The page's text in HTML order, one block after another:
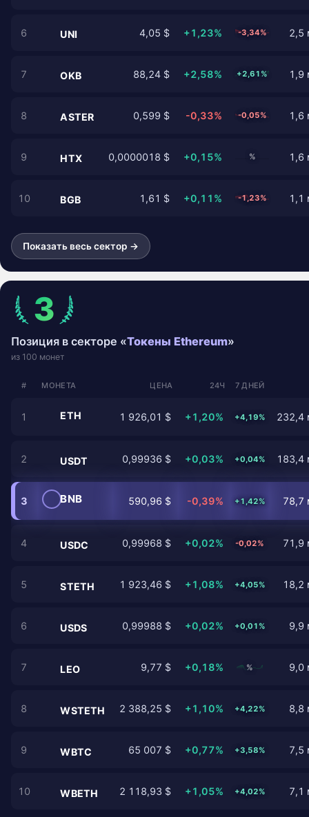
6 UNI 4,05 $ +1,23% -3,34% 2,5
7 OKB 88,24 $ +2,58% +2,61% 1,9
8 ASTER 0,599 $ -0,33% -0,05% 1,6
9 HTX 0,0000018 $ +0,15% % 1,6
10 BGB 1,61 $ +0,11% -1,23% 1,1
Показать весь сектор →
3
Позиция в секторе «Токены Ethereum»
из 100 монет
# МОНЕТА ЦЕНА 24Ч 7 ДНЕЙ
1 ETH 1 926,01 $ +1,20% +4,19% 232,4
2 USDT 0,99936 $ +0,03% +0,04% 183,4
3 BNB 590,96 $ -0,39% +1,42% 78,7
4 USDC 0,99968 $ +0,02% -0,02% 71,9
5 STETH 1 923,46 $ +1,08% +4,05% 18,2
6 USDS 0,99988 $ +0,02% +0,01% 9,9
7 LEO 9,77 $ +0,18% % 9,0
8 WSTETH 2 388,25 $ +1,10% +4,22% 8,8
9 WBTC 65 007 $ +0,77% +3,58% 7,5
10 WBETH 2 118,93 $ +1,05% +4,02% 7,1